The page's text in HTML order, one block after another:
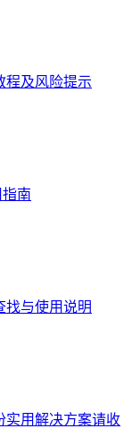
程及风险提示
南
找与使用说明
实用解决方案请收